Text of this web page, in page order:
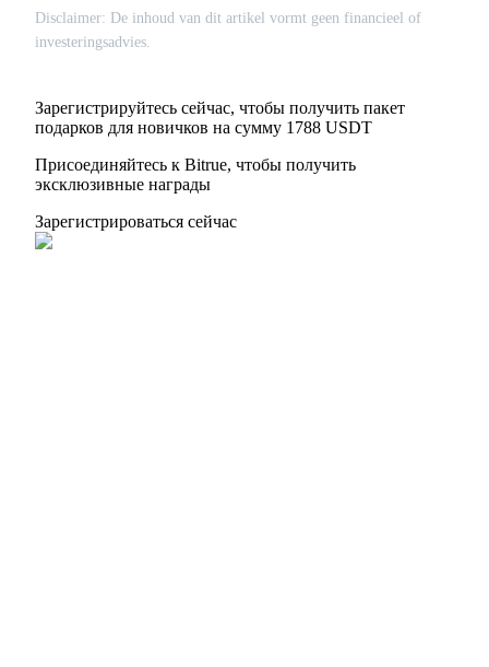
Disclaimer: De inhoud van dit artikel vormt geen financieel of
investeringsadvies.
Зарегистрируйтесь сейчас, чтобы получить пакет
подарков для новичков на сумму 1788 USDT
Присоединяйтесь к Bitrue, чтобы получить
эксклюзивные награды
Зарегистрироваться сейчас